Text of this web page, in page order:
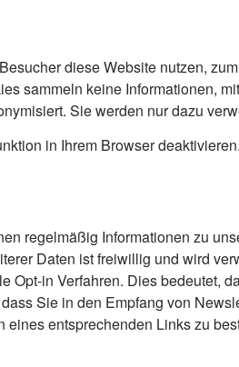
diese Website nutzen,
sammeln keine Informationen,
Sie werden nur dazu
in Ihrem Browser
regelmäßig Informationen zu
Daten ist freiwillig und wird
in Verfahren. Dies bedeutet,
Sie in den Empfang von
entsprechenden Links zu